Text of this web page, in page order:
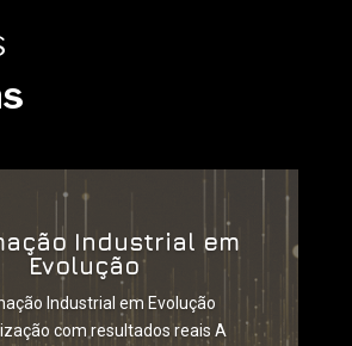
Industrial em
Evolução
Industrial em Evolução
com resultados reais A